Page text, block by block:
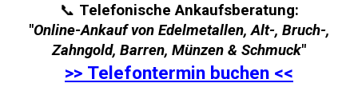
📞 Telefonische Ankaufsberatung:
"Online-Ankauf von Edelmetallen, Alt-, Bruch-,
Zahngold, Barren, Münzen & Schmuck"
>> Telefontermin buchen <<